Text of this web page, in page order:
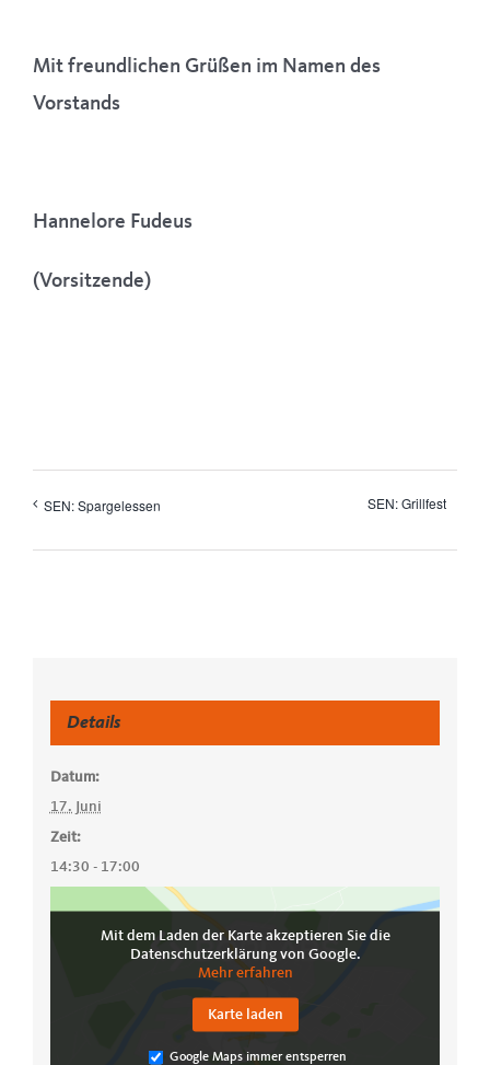
Mit freundlichen Grüßen im Namen des
Vorstands
Hannelore Fudeus
(Vorsitzende)
SEN: Spargelessen SEN: Grillfest
Details
Datum:
17. Juni
Zeit:
14:30 - 17:00
Mit dem Laden der Karte akzeptieren Sie die
Datenschutzerklärung von Google.
Mehr erfahren
Karte laden
Google Maps immer entsperren